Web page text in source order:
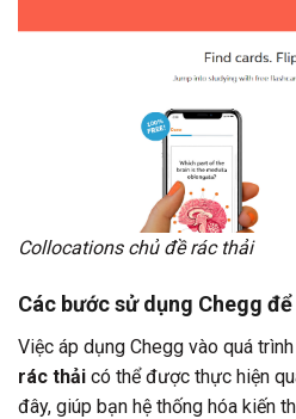
Collocations chủ đề rác thải
Các bước sử dụng Chegg
Việc áp dụng Chegg vào quá
rác thải có thể được thực hiện
đây, giúp bạn hệ thống hóa kiến